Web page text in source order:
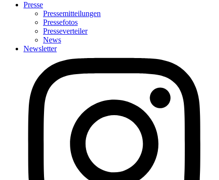
Presse
Pressemitteilungen
Pressefotos
Presseverteiler
News
Newsletter